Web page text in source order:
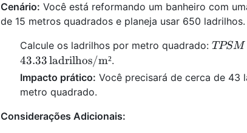
Cenário: Você está reformando um banheiro com
de 15 metros quadrados e planeja usar 650 ladrilhos.
Calcule os ladrilhos por metro quadrado: TPSM
43.33ladrilhos/m².
Impacto prático: Você precisará de cerca de 43
metro quadrado.
Considerações Adicionais: